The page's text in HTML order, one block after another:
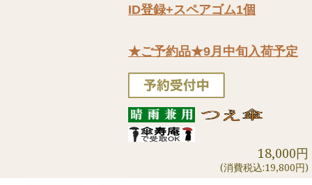
ID登録+スペアゴム1個
★ご予約品★9月中旬入荷予定
18,000円
(消費税込:19,800円)